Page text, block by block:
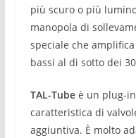
più scuro o più
manopola di
speciale che
bassi al di sotto dei
TAL-Tubeè un plug-in
caratteristica di
aggiuntiva. È molto